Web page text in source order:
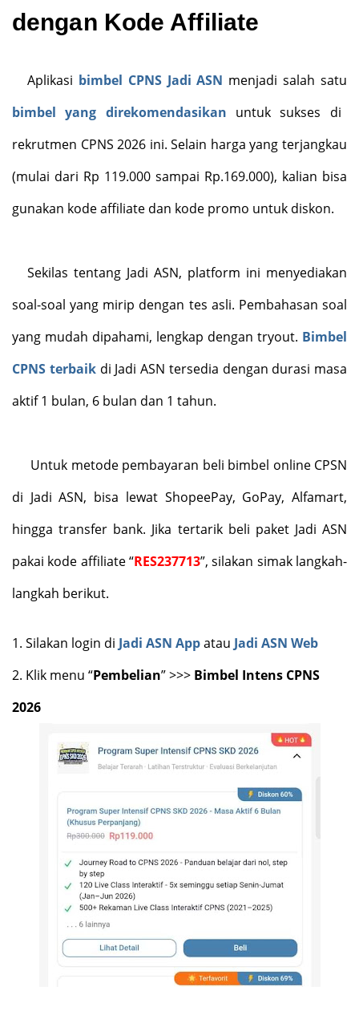
dengan Kode Affiliate
Aplikasi bimbel CPNS Jadi ASN menjadi salah satu
bimbel yang direkomendasikan untuk sukses di
rekrutmen CPNS 2026 ini. Selain harga yang terjangkau
(mulai dari Rp 119.000 sampai Rp.169.000), kalian bisa
gunakan kode affiliate dan kode promo untuk diskon.
Sekilas tentang Jadi ASN, platform ini menyediakan
soal-soal yang mirip dengan tes asli. Pembahasan soal
yang mudah dipahami, lengkap dengan tryout. Bimbel
CPNS terbaikdi Jadi ASN tersedia dengan durasi masa
aktif 1 bulan, 6 bulan dan 1 tahun.
Untuk metode pembayaran beli bimbel online CPSN
di Jadi ASN, bisa lewat ShopeePay, GoPay, Alfamart,
hingga transfer bank. Jika tertarik beli paket Jadi ASN
pakai kode affiliate “RES237713”, silakan simak langkah-
langkah berikut.
1. Silakan login di Jadi ASN Appatau Jadi ASN Web
2. Klik menu “Pembelian” >>> Bimbel Intens CPNS
2026